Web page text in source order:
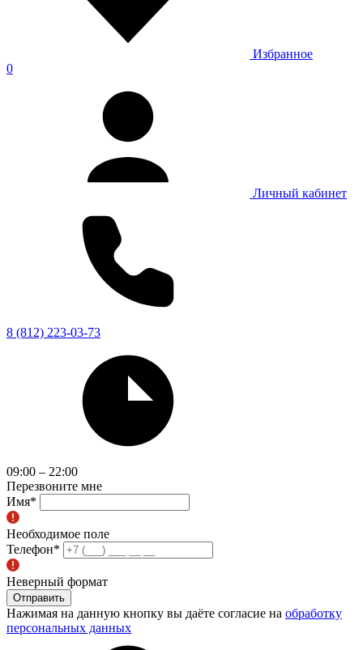
Избранное
0
Личный кабинет
8 (812) 223-03-73
09:00 – 22:00
Перезвоните мне
Имя*
Необходимое поле
Телефон*
Неверный формат
Отправить
Нажимая на данную кнопку вы даёте согласие на обработку
персональных данных